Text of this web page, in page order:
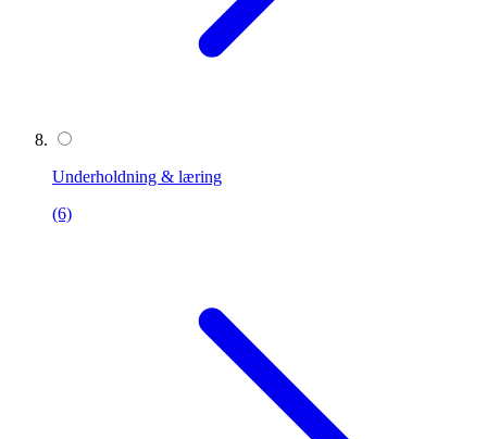
Underholdning & læring
(6)